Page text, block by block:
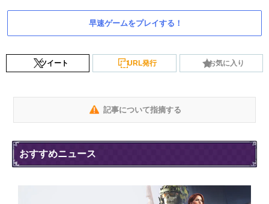
早速ゲームをプレイする！
ツイート URL発行 お気に入り
記事について指摘する
おすすめニュース